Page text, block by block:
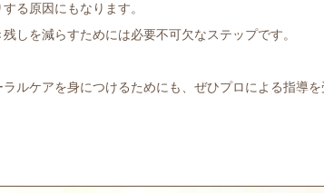
る原因にもなります。
しを減らすためには必要不可欠なステップです。
ルケアを身につけるためにも、ぜひプロによる指導